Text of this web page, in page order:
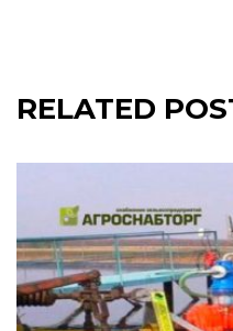
RELATED